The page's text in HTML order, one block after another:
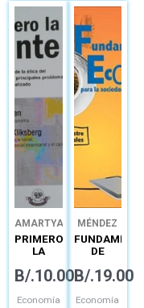
AMARTYA
SENBERNARDO
KLIKSBERG
PRIMERO
LA
B/.10.00
Economía
MÉNDEZ
DE
B/.19.00
Economía